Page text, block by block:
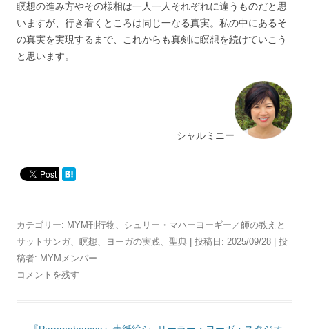
瞑想の進み方やその様相は一人一人それぞれに違うものだと思
いますが、行き着くところは同じ一なる真実。私の中にあるそ
の真実を実現するまで、これからも真剣に瞑想を続けていこう
と思います。
シャルミニー
カテゴリー: MYM刊行物、 シュリー・マハーヨーギー／師の教えと
サットサンガ、 瞑想、 ヨーガの実践、 聖典 | 投稿日: 2025/09/28
投
稿者: MYMメンバー
コメントを残す